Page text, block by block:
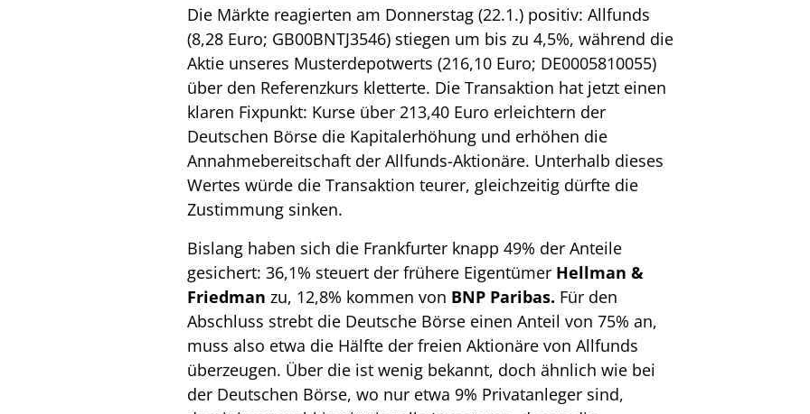
Die Märkte reagierten am Donnerstag (22.1.) positiv: Allfunds
(8,28 Euro; GB00BNTJ3546) stiegen um bis zu 4,5%, während die
Aktie unseres Musterdepotwerts (216,10 Euro; DE0005810055)
über den Referenzkurs kletterte. Die Transaktion hat jetzt einen
klaren Fixpunkt: Kurse über 213,40 Euro erleichtern der
Deutschen Börse die Kapitalerhöhung und erhöhen die
Annahmebereitschaft der Allfunds-Aktionäre. Unterhalb dieses
Wertes würde die Transaktion teurer, gleichzeitig dürfte die
Zustimmung sinken.
Bislang haben sich die Frankfurter knapp 49% der Anteile
gesichert: 36,1% steuert der frühere Eigentümer Hellman &
Friedman zu, 12,8% kommen von BNP Paribas. Für den
Abschluss strebt die Deutsche Börse einen Anteil von 75% an,
muss also etwa die Hälfte der freien Aktionäre von Allfunds
überzeugen. Über die ist wenig bekannt, doch ähnlich wie bei
der Deutschen Börse, wo nur etwa 9% Privatanleger sind,